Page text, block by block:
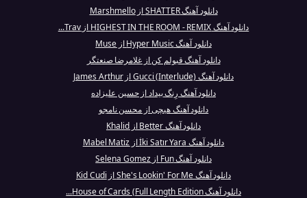
دانلود آهنگ SHATTER از Marshmello
دانلود آهنگ HIGHEST IN THE ROOM - REMIX از Trav...
دانلود آهنگ Hyper Music از Muse
دانلود آهنگ قبولم کن از غلامرضا صنعتگر
دانلود آهنگ Gucci (Interlude) از James Arthur
دانلود آهنگ رِنگ بیداد از حسین علیزاده
دانلود آهنگ هیچی از محسن نامجو
دانلود آهنگ Better از Khalid
دانلود آهنگ İki Satır Yara از Mabel Matiz
دانلود آهنگ Fun از Selena Gomez
دانلود آهنگ She's Lookin' For Me از Kid Cudi
دانلود آهنگ House of Cards (Full Length Edition...